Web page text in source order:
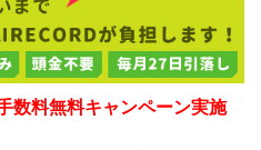
数料無料キャンペーン実施